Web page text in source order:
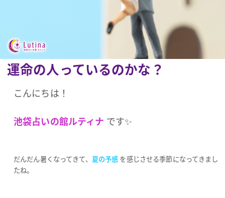
運命の人っているのかな？
こんにちは！
池袋占いの館ルティナ です✨
だんだん暑くなってきて、 夏の予感 を感じさせる季節になってきまし
たね。